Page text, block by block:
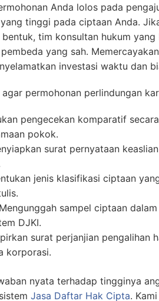
Anda lolos pada
tinggi pada ciptaan Anda.
tim konsultan hukum
yang sah.
investasi waktu dan
permohonan perlindungan
pengecekan komparatif
pokok.
surat pernyataan
jenis klasifikasi ciptaan
Mengunggah sampel ciptaan
DJKI.
surat perjanjian pengalihan
korporasi.
nyata terhadap tingginya
Jasa Daftar Hak Cipta.